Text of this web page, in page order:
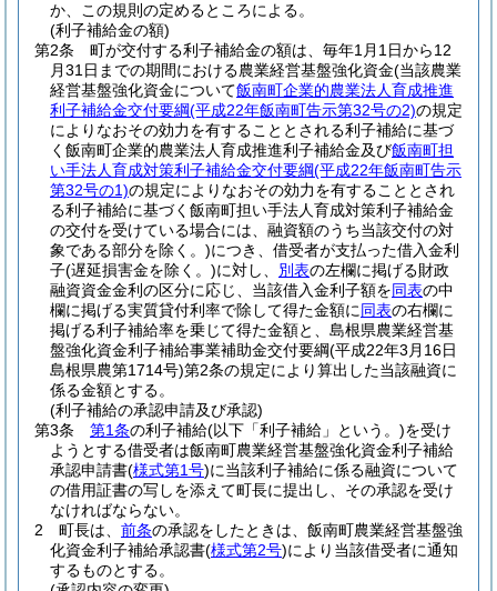
か、この規則の定めるところによる。
(利子補給金の額)
第2条
町が交付する利子補給金の額は、毎年1月1日から12
月31日までの期間における農業経営基盤強化資金(当該農業
経営基盤強化資金について飯南町企業的農業法人育成推進
利子補給金交付要綱(平成22年飯南町告示第32号の2)の規定
によりなおその効力を有することとされる利子補給に基づ
く飯南町企業的農業法人育成推進利子補給金及び飯南町担
い手法人育成対策利子補給金交付要綱(平成22年飯南町告示
第32号の1)の規定によりなおその効力を有することとされ
る利子補給に基づく飯南町担い手法人育成対策利子補給金
の交付を受けている場合には、融資額のうち当該交付の対
象である部分を除く。)につき、借受者が支払った借入金利
子(遅延損害金を除く。)に対し、 別表の左欄に掲げる財政
融資資金金利の区分に応じ、当該借入金利子額を同表の中
欄に掲げる実質貸付利率で除して得た金額に同表の右欄に
掲げる利子補給率を乗じて得た金額と、島根県農業経営基
盤強化資金利子補給事業補助金交付要綱(平成22年3月16日
島根県農第1714号)第2条の規定により算出した当該融資に
係る金額とする。
(利子補給の承認申請及び承認)
第3条
第1条の利子補給(以下「利子補給」という。)を受け
ようとする借受者は飯南町農業経営基盤強化資金利子補給
承認申請書(様式第1号)に当該利子補給に係る融資について
の借用証書の写しを添えて町長に提出し、その承認を受け
なければならない。
2
町長は、 前条の承認をしたときは、飯南町農業経営基盤強
化資金利子補給承認書(様式第2号)により当該借受者に通知
するものとする。